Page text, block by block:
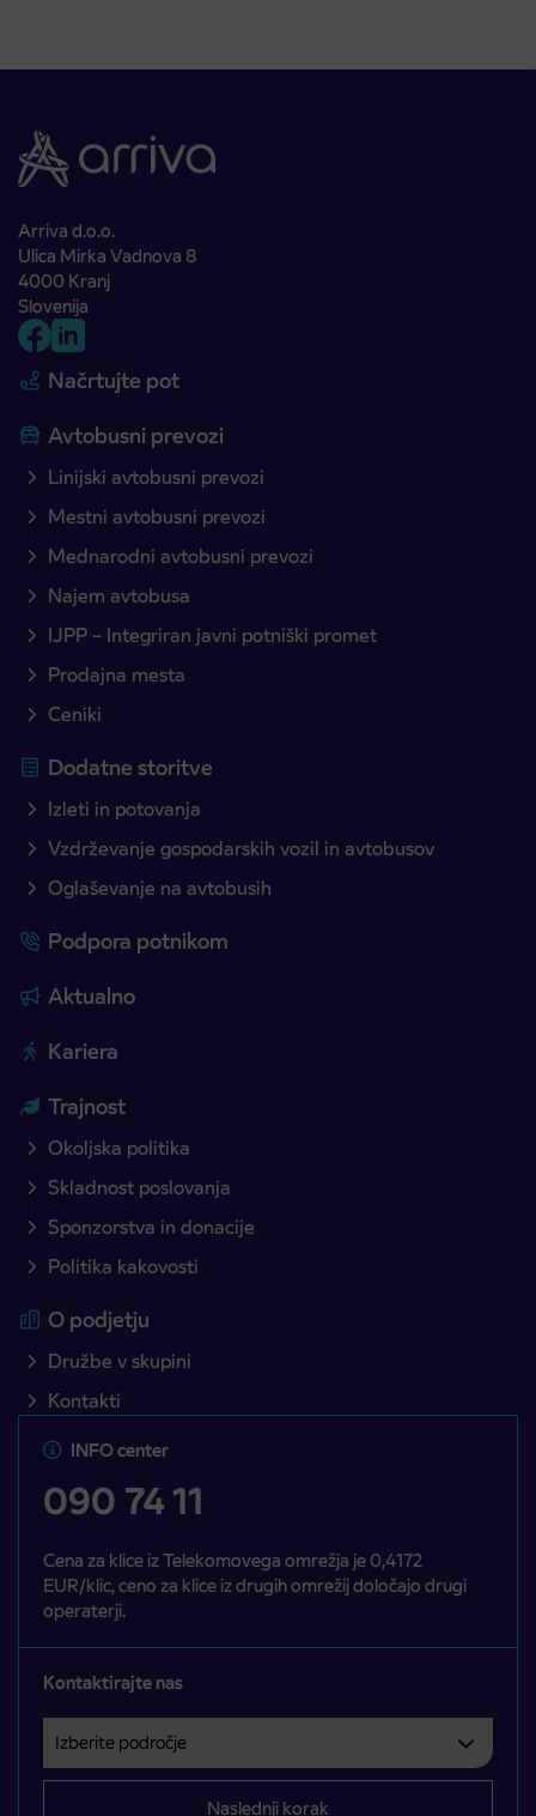
Arriva d.o.o.
Ulica Mirka Vadnova 8
4000 Kranj
Slovenija
Načrtujte pot
Avtobusni prevozi
Linijski avtobusni prevozi
Mestni avtobusni prevozi
Mednarodni avtobusni prevozi
Najem avtobusa
IJPP – Integriran javni potniški promet
Prodajna mesta
Ceniki
Dodatne storitve
Izleti in potovanja
Vzdrževanje gospodarskih vozil in avtobusov
Oglaševanje na avtobusih
Podpora potnikom
Aktualno
Kariera
Trajnost
Okoljska politika
Skladnost poslovanja
Sponzorstva in donacije
Politika kakovosti
O podjetju
Družbe v skupini
Kontakti
INFO center
090 74 11
Cena za klice iz Telekomovega omrežja je 0,4172
EUR/klic, ceno za klice iz drugih omrežij določajo drugi
operaterji.
Kontaktirajte nas
Izberite področje
Področje je obvezno izbrati.
Naslednji korak